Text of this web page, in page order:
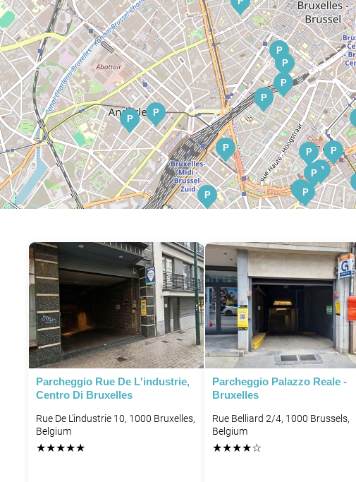
P
P
P
P
P
P
P
P
P
P
P
P
P
P
P
P
P
P
Parcheggio Rue De L'industrie,
Centro Di Bruxelles
Rue De L'industrie 10, 1000 Bruxelles,
Belgium
★★★★★
Parcheggio Palazzo Reale -
Bruxelles
Rue Belliard 2/4, 1000 Brussels,
Belgium
★★★★☆